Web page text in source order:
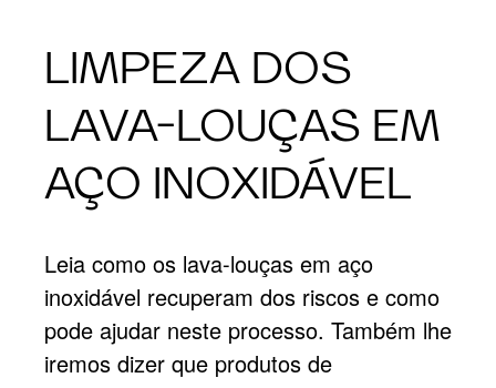
LIMPEZA DOS
LAVA-LOUÇAS EM
AÇO INOXIDÁVEL
Leia como os lava-louças em aço
inoxidável recuperam dos riscos e como
pode ajudar neste processo. Também lhe
iremos dizer que produtos de